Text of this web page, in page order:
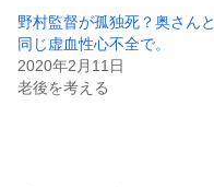
野村監督が孤独死？奥さんと
同じ虚血性心不全で。
2020年2月11日
老後を考える